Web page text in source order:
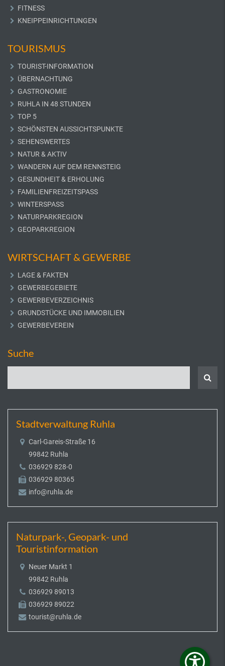
FITNESS
KNEIPPEINRICHTUNGEN
TOURISMUS
TOURIST-INFORMATION
ÜBERNACHTUNG
GASTRONOMIE
RUHLA IN 48 STUNDEN
TOP 5
SCHÖNSTEN AUSSICHTSPUNKTE
SEHENSWERTES
NATUR & AKTIV
WANDERN AUF DEM RENNSTEIG
GESUNDHEIT & ERHOLUNG
FAMILIENFREIZEITSPASS
WINTERSPASS
NATURPARKREGION
GEOPARKREGION
WIRTSCHAFT & GEWERBE
LAGE & FAKTEN
GEWERBEGEBIETE
GEWERBEVERZEICHNIS
GRUNDSTÜCKE UND IMMOBILIEN
GEWERBEVEREIN
Suche
Stadtverwaltung Ruhla
Carl-Gareis-Straße 16
99842 Ruhla
036929 828-0
036929 80365
info@ruhla.de
Naturpark-, Geopark- und
Touristinformation
Neuer Markt 1
99842 Ruhla
036929 89013
036929 89022
tourist@ruhla.de